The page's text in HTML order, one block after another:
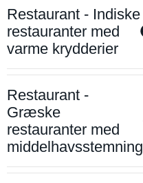
Restaurant - Indiske
restauranter med
varme krydderier
Restaurant -
Græske
restauranter med
middelhavsstemning